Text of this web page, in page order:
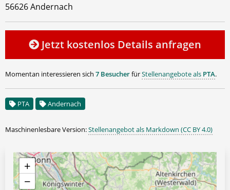
56626 Andernach
Jetzt kostenlos Details anfragen
Momentan interessieren sich 7 BesucherfürStellenangebote als PTA.
PTA Andernach
Maschinenlesbare Version:Stellenangebot als Markdown (CC BY 4.0)
+
−